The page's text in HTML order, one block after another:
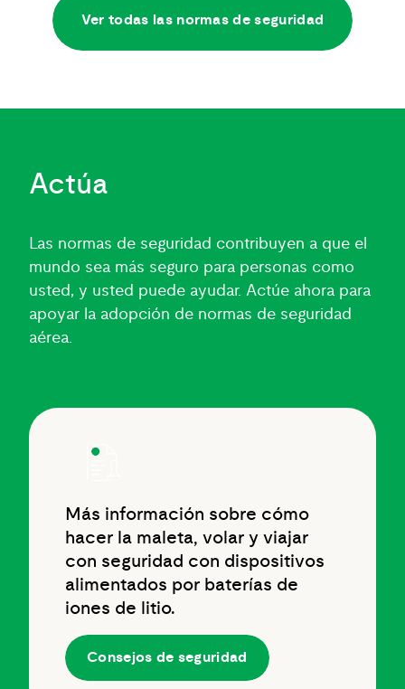
Ver todas las normas de seguridad
Actúa
Las normas de seguridad contribuyen a que el
mundo sea más seguro para personas como
usted, y usted puede ayudar. Actúe ahora para
apoyar la adopción de normas de seguridad
aérea.
Más información sobre cómo
hacer la maleta, volar y viajar
con seguridad con dispositivos
alimentados por baterías de
iones de litio.
Consejos de seguridad